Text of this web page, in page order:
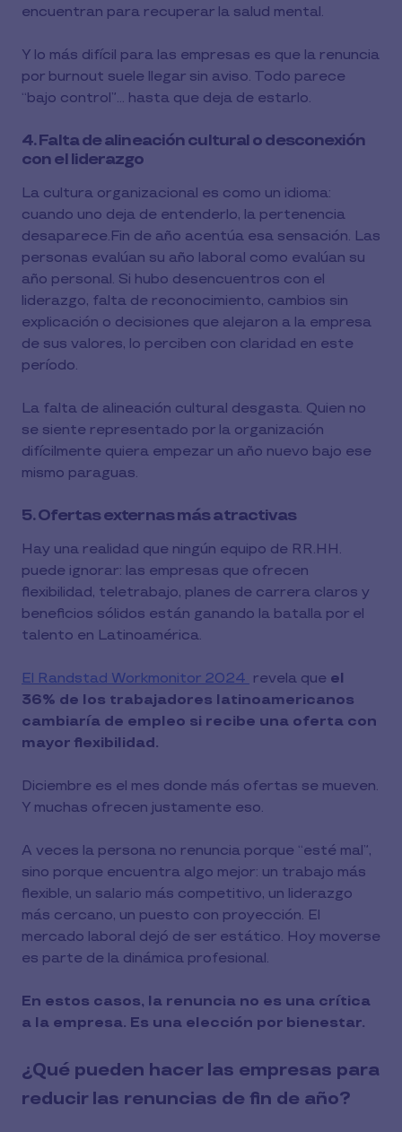
encuentran para recuperar la salud mental.
Y lo más difícil para las empresas es que la renuncia
por burnout suele llegar sin aviso. Todo parece
“bajo control”... hasta que deja de estarlo.
4. Falta de alineación cultural o desconexión
con el liderazgo
La cultura organizacional es como un idioma:
cuando uno deja de entenderlo, la pertenencia
desaparece.Fin de año acentúa esa sensación. Las
personas evalúan su año laboral como evalúan su
año personal. Si hubo desencuentros con el
liderazgo, falta de reconocimiento, cambios sin
explicación o decisiones que alejaron a la empresa
de sus valores, lo perciben con claridad en este
período.
La falta de alineación cultural desgasta. Quien no
se siente representado por la organización
difícilmente quiera empezar un año nuevo bajo ese
mismo paraguas.
5. Ofertas externas más atractivas
Hay una realidad que ningún equipo de RR.HH.
puede ignorar: las empresas que ofrecen
flexibilidad, teletrabajo, planes de carrera claros y
beneficios sólidos están ganando la batalla por el
talento en Latinoamérica.
El Randstad Workmonitor 2024 revela que el
36% de los trabajadores latinoamericanos
cambiaría de empleo si recibe una oferta con
mayor flexibilidad.
Diciembre es el mes donde más ofertas se mueven.
Y muchas ofrecen justamente eso.
A veces la persona no renuncia porque “esté mal”,
sino porque encuentra algo mejor: un trabajo más
flexible, un salario más competitivo, un liderazgo
más cercano, un puesto con proyección. El
mercado laboral dejó de ser estático. Hoy moverse
es parte de la dinámica profesional.
En estos casos, la renuncia no es una crítica
a la empresa. Es una elección por bienestar.
¿Qué pueden hacer las empresas para
reducir las renuncias de fin de año?